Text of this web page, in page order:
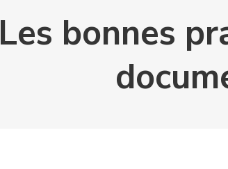
Les bonnes